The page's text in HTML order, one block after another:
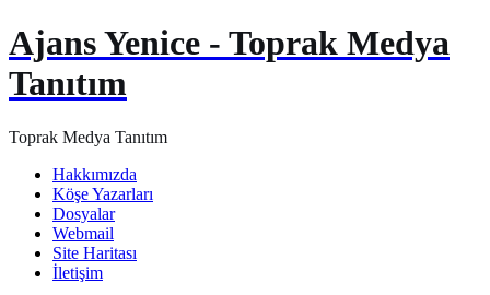
Ajans Yenice - Toprak Medya
Tanıtım
Toprak Medya Tanıtım
Hakkımızda
Köşe Yazarları
Dosyalar
Webmail
Site Haritası
İletişim